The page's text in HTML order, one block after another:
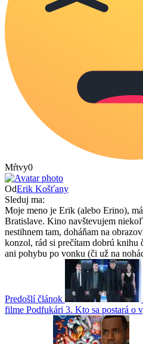
Mŕtvy0
OdErik Košťany
Sleduj ma:
Moje meno je Erik (alebo Erino),
Bratislave. Kino navštevujem
nestihnem tam, doháňam na
konzol, rád si prečítam dobrú knihu
ani pohybu po vonku (či už na
Predošlí článok
filme Podfukári 3. Kto sa postará o